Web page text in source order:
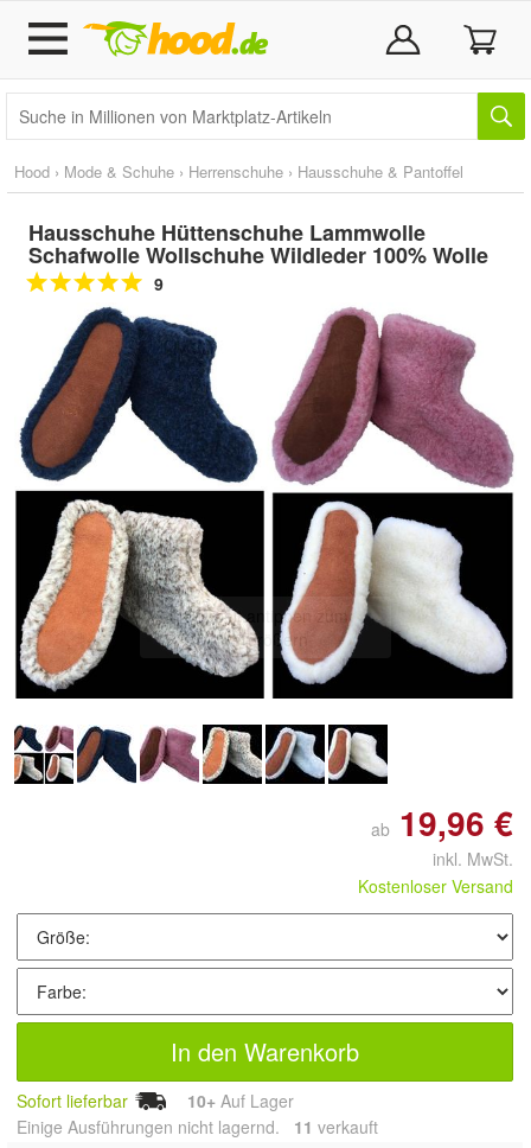
Hood › Mode & Schuhe › Herrenschuhe › Hausschuhe & Pantoffel
Hausschuhe Hüttenschuhe Lammwolle
Schafwolle Wollschuhe Wildleder 100% Wolle
9
Doppelt antippen zum
vergrößern
ab 19,96 €
inkl. MwSt.
Kostenloser Versand
In den Warenkorb
Sofort lieferbar 10+ Auf Lager
Einige Ausführungen nicht lagernd. 11 verkauft